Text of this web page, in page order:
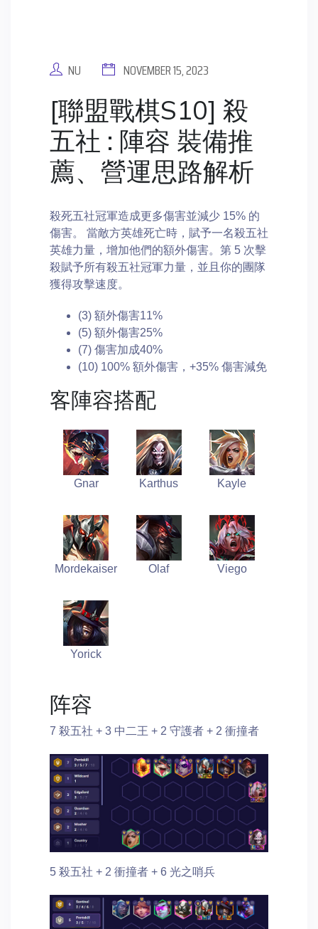
NU NOVEMBER 15, 2023
[聯盟戰棋S10] 殺
五社 : 陣容 裝備推
薦、營運思路解析
殺死五社冠軍造成更多傷害並減少 15% 的
傷害。 當敵方英雄死亡時，賦予一名殺五社
英雄力量，增加他們的額外傷害。第 5 次擊
殺賦予所有殺五社冠軍力量，並且你的團隊
獲得攻擊速度。
(3) 額外傷害11%
(5) 額外傷害25%
(7) 傷害加成40%
(10) 100% 額外傷害，+35% 傷害減免
客陣容搭配
Gnar Karthus Kayle
Mordekaiser Olaf Viego
Yorick
阵容
7 殺五社 + 3 中二王 + 2 守護者 + 2 衝撞者
5 殺五社 + 2 衝撞者 + 6 光之哨兵